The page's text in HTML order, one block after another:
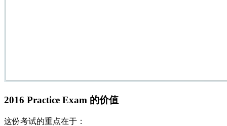
2016 Practice Exam 的价值
这份考试的重点在于：